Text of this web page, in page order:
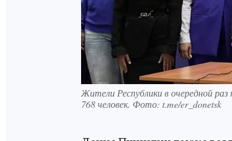
Жители Республики в очередной
768 человек. Фото: t.me/er_donetsk